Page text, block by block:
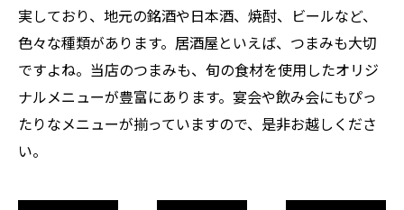
実しており、地元の銘酒や日本酒、焼酎、ビールなど、
色々な種類があります。居酒屋といえば、つまみも大切
ですよね。当店のつまみも、旬の食材を使用したオリジ
ナルメニューが豊富にあります。宴会や飲み会にもぴっ
たりなメニューが揃っていますので、是非お越しくださ
い。